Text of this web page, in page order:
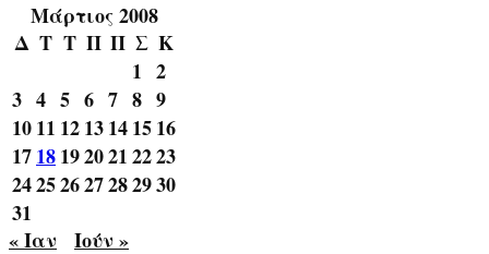
Μάρτιος 2008
Δ Τ Τ Π Π Σ Κ
1 2
3 4 5 6 7 8 9
1011 1213141516
17181920212223
24252627282930
31
« Ιαν
Ιούν »